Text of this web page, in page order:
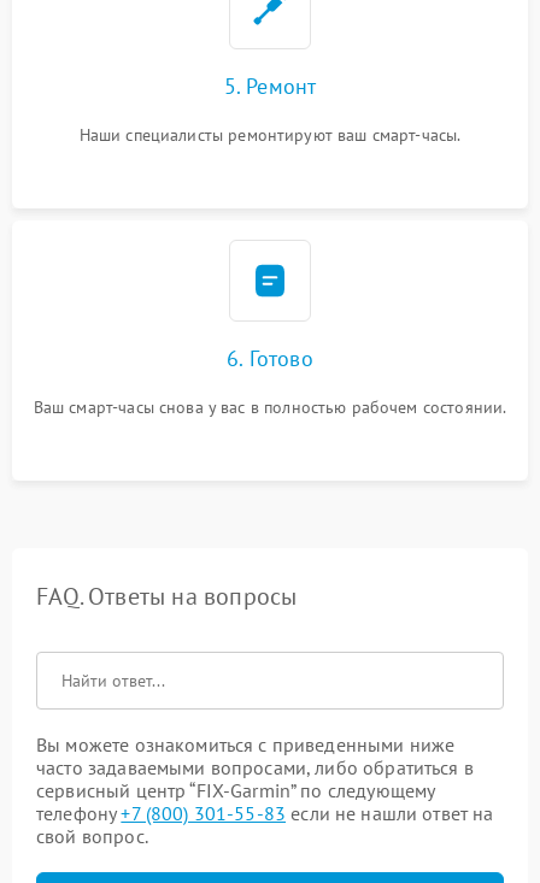
5. Ремонт
Наши специалисты ремонтируют ваш смарт-часы.
6. Готово
Ваш смарт-часы снова у вас в полностью рабочем состоянии.
FAQ. Ответы на вопросы
Вы можете ознакомиться с приведенными ниже
часто задаваемыми вопросами, либо обратиться в
сервисный центр “FIX-Garmin” по следующему
телефону+7 (800) 301-55-83 если не нашли ответ на
свой вопрос.